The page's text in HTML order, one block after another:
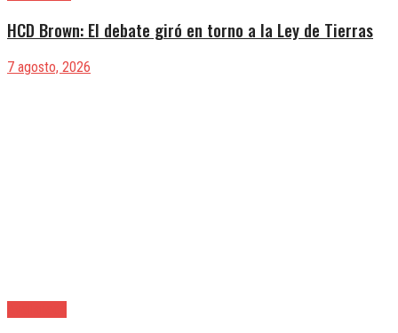
HCD Brown: El debate giró en torno a la Ley de Tierras
7 agosto, 2026